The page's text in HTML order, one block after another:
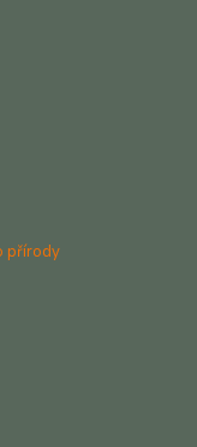
přírody